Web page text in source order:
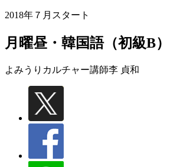
2018年７月スタート
月曜昼・韓国語（初級B）
よみうりカルチャー講師李 貞和